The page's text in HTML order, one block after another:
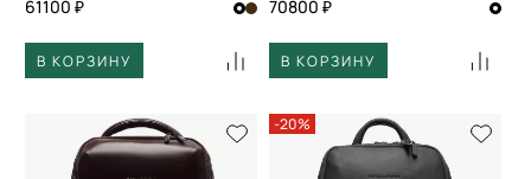
61100 ₽
В КОРЗИНУ
70800 ₽
В КОРЗИНУ
-20%